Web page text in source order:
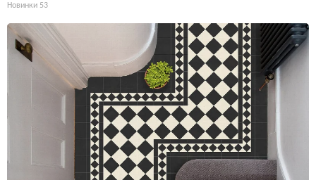
Новинки 53